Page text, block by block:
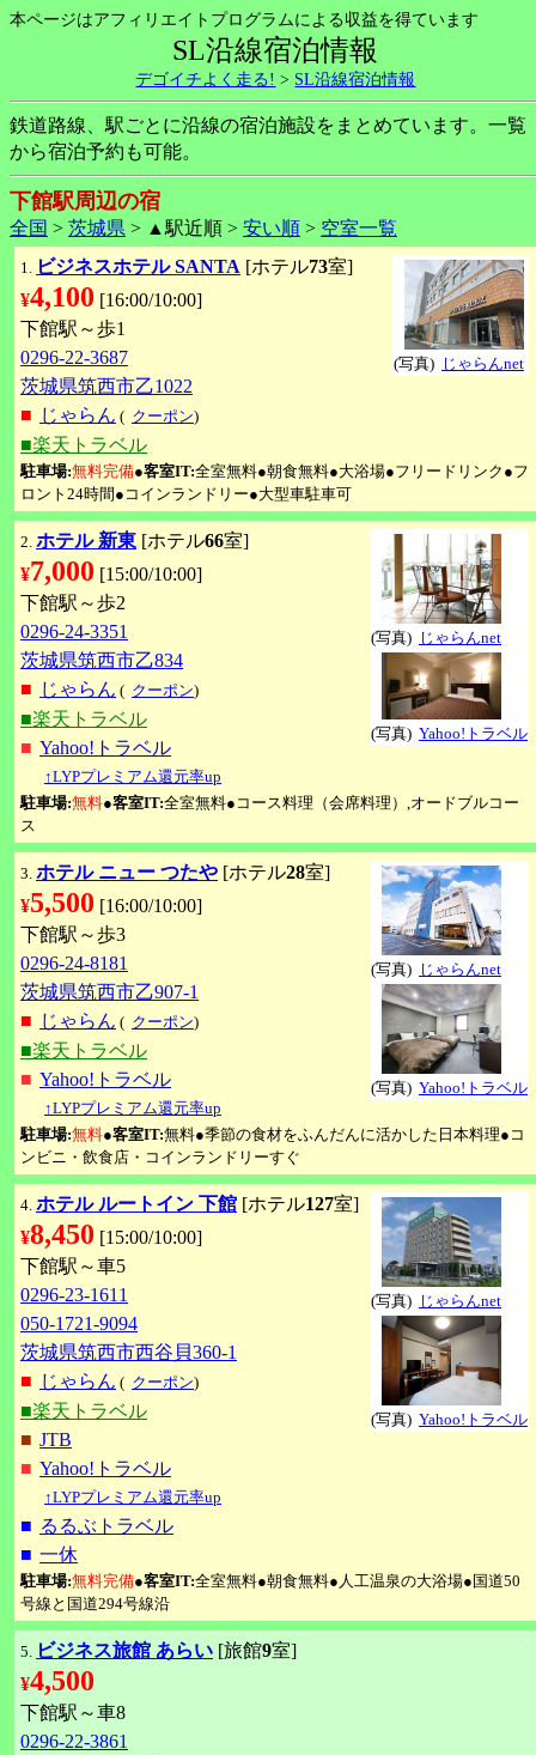
本ページはアフィリエイトプログラムによる収益を得ています
SL沿線宿泊情報
デゴイチよく走る! > SL沿線宿泊情報
鉄道路線、駅ごとに沿線の宿泊施設をまとめています。一覧
から宿泊予約も可能。
下館駅周辺の宿
全国 > 茨城県 > ▲駅近順 > 安い順 > 空室一覧
1. ビジネスホテル SANTA [ホテル73室]
(写真) じゃらんnet
¥4,100 [16:00/10:00]
下館駅～歩1
0296-22-3687
茨城県筑西市乙1022
■ じゃらん ( クーポン)
■楽天トラベル
駐車場:無料完備●客室IT:全室無料●朝食無料●大浴場●フリードリンク●フ
ロント24時間●コインランドリー●大型車駐車可
2. ホテル 新東 [ホテル66室]
(写真) じゃらんnet
(写真) Yahoo!トラベル
¥7,000 [15:00/10:00]
下館駅～歩2
0296-24-3351
茨城県筑西市乙834
■ じゃらん ( クーポン)
■楽天トラベル
■ Yahoo!トラベル
↑LYPプレミアム還元率up
駐車場:無料●客室IT:全室無料●コース料理（会席料理）,オードブルコー
ス
3. ホテル ニュー つたや [ホテル28室]
(写真) じゃらんnet
(写真) Yahoo!トラベル
¥5,500 [16:00/10:00]
下館駅～歩3
0296-24-8181
茨城県筑西市乙907-1
■ じゃらん ( クーポン)
■楽天トラベル
■ Yahoo!トラベル
↑LYPプレミアム還元率up
駐車場:無料●客室IT:無料●季節の食材をふんだんに活かした日本料理●コ
ンビニ・飲食店・コインランドリーすぐ
4. ホテル ルートイン 下館 [ホテル127室]
(写真) じゃらんnet
(写真) Yahoo!トラベル
¥8,450 [15:00/10:00]
下館駅～車5
0296-23-1611
050-1721-9094
茨城県筑西市西谷貝360-1
■ じゃらん ( クーポン)
■楽天トラベル
■ JTB
■ Yahoo!トラベル
↑LYPプレミアム還元率up
■ るるぶトラベル
■ 一休
駐車場:無料完備●客室IT:全室無料●朝食無料●人工温泉の大浴場●国道50
号線と国道294号線沿
5. ビジネス旅館 あらい [旅館9室]
¥4,500
下館駅～車8
0296-22-3861